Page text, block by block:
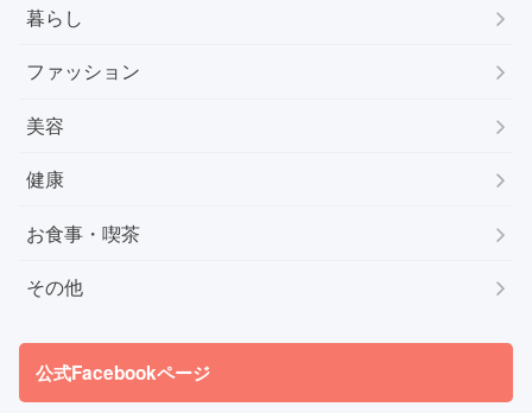
暮らし
ファッション
美容
健康
お食事・喫茶
その他
公式Facebookページ